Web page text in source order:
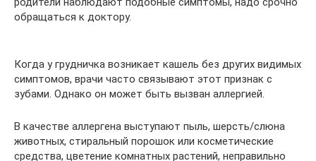
обращаться к доктору.
Когда у грудничка возникает кашель без других видимых
симптомов, врачи часто связывают этот признак с
зубами. Однако он может быть вызван аллергией.
В качестве аллергена выступают пыль, шерсть/слюна
животных, стиральный порошок или косметические
средства, цветение комнатных растений, неправильно